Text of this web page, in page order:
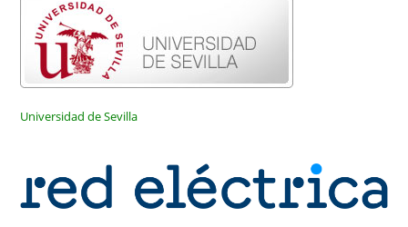
Universidad de Sevilla